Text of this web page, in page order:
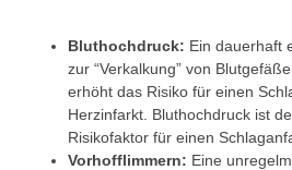
Bluthochdruck: Ein dauerhaft
zur “Verkalkung” von
erhöht das Risiko für einen
Herzinfarkt. Bluthochdruck ist
Risikofaktor für einen
Vorhofflimmern: Eine